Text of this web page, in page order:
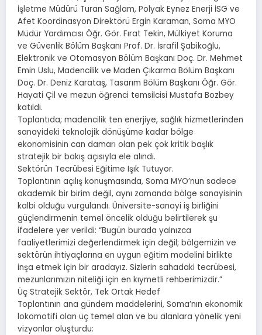
İşletme Müdürü Turan Sağlam, Polyak Eynez Enerji İSG ve
Afet Koordinasyon Direktörü Ergin Karaman, Soma MYO
Müdür Yardımcısı Öğr. Gör. Fırat Tekin, Mülkiyet Koruma
ve Güvenlik Bölüm Başkanı Prof. Dr. İsrafil Şabikoğlu,
Elektronik ve Otomasyon Bölüm Başkanı Doç. Dr. Mehmet
Emin Uslu, Madencilik ve Maden Çıkarma Bölüm Başkanı
Doç. Dr. Deniz Karataş, Tasarım Bölüm Başkanı Öğr. Gör.
Hayati Çil ve mezun öğrenci temsilcisi Mustafa Bozbey
katıldı.
Toplantıda; madencilik ten enerjiye, sağlık hizmetlerinden
sanayideki teknolojik dönüşüme kadar bölge
ekonomisinin can damarı olan pek çok kritik başlık
stratejik bir bakış açısıyla ele alındı.
Sektörün Tecrübesi Eğitime Işık Tutuyor.
Toplantının açılış konuşmasında, Soma MYO’nun sadece
akademik bir birim değil, aynı zamanda bölge sanayisinin
kalbi olduğu vurgulandı. Üniversite-sanayi iş birliğini
güçlendirmenin temel öncelik olduğu belirtilerek şu
ifadelere yer verildi: “Bugün burada yalnızca
faaliyetlerimizi değerlendirmek için değil; bölgemizin ve
sektörün ihtiyaçlarına en uygun eğitim modelini birlikte
inşa etmek için bir aradayız. Sizlerin sahadaki tecrübesi,
mezunlarımızın niteliği için en kıymetli rehberimizdir.”
Üç Stratejik Sektör, Tek Ortak Hedef
Toplantının ana gündem maddelerini, Soma’nın ekonomik
lokomotifi olan üç temel alan ve bu alanlara yönelik yeni
vizyonlar oluşturdu: